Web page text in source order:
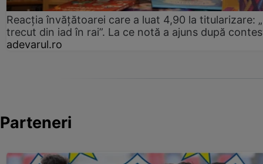
Reacția învățătoarei care a luat 4,90 la titularizare:
trecut din iad în rai”. La ce notă a ajuns după
adevarul.ro
Parteneri